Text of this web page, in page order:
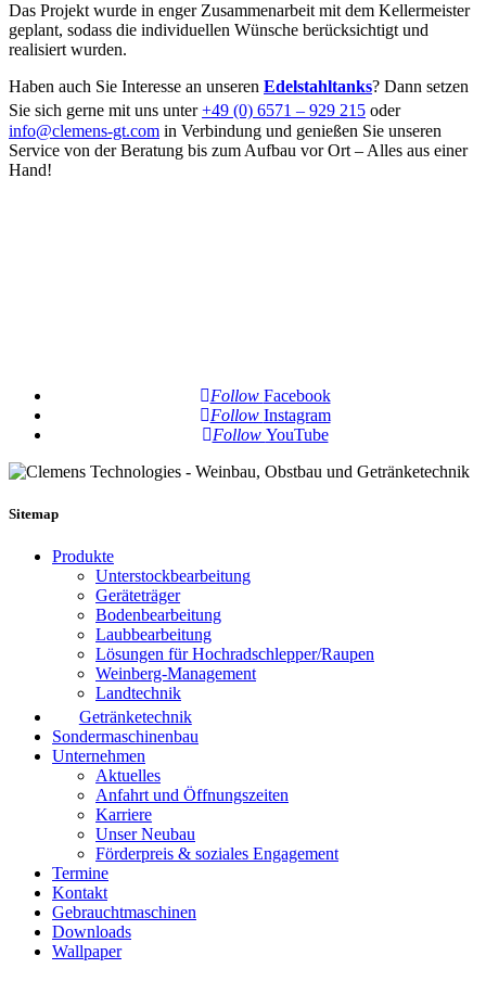
Das Projekt wurde in enger Zusammenarbeit mit dem Kellermeister
geplant, sodass die individuellen Wünsche berücksichtigt und
realisiert wurden.
Haben auch Sie Interesse an unseren Edelstahltanks? Dann setzen
Sie sich gerne mit uns unter+49 (0) 6571 – 929 215 oder
info@clemens-gt.com in Verbindung und genießen Sie unseren
Service von der Beratung bis zum Aufbau vor Ort – Alles aus einer
Hand!
Follow Facebook
Follow Instagram
Follow YouTube
Sitemap
Produkte
Unterstockbearbeitung
Geräteträger
Bodenbearbeitung
Laubbearbeitung
Lösungen für Hochradschlepper/Raupen
Weinberg-Management
Landtechnik
Getränketechnik
Sondermaschinenbau
Unternehmen
Aktuelles
Anfahrt und Öffnungszeiten
Karriere
Unser Neubau
Förderpreis & soziales Engagement
Termine
Kontakt
Gebrauchtmaschinen
Downloads
Wallpaper